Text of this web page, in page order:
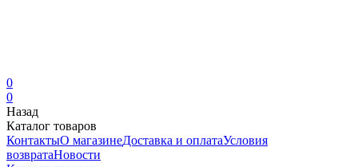
0
0
Назад
Каталог товаров
КонтактыО магазинеДоставка и оплатаУсловия
возвратаНовости